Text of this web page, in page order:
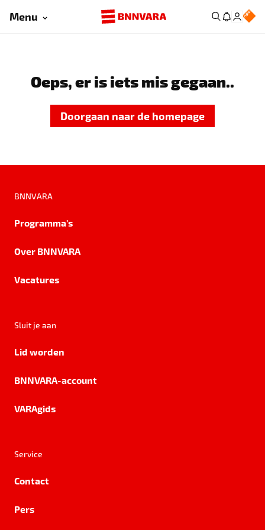
Menu
Oeps, er is iets mis gegaan..
Doorgaan naar de homepage
BNNVARA
Programma's
Over BNNVARA
Vacatures
Sluit je aan
Lid worden
BNNVARA-account
VARAgids
Service
Contact
Pers